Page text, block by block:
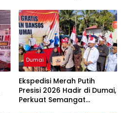
Dumai
Ekspedisi Merah Putih
Presisi 2026 Hadir di Dumai,
Perkuat Semangat